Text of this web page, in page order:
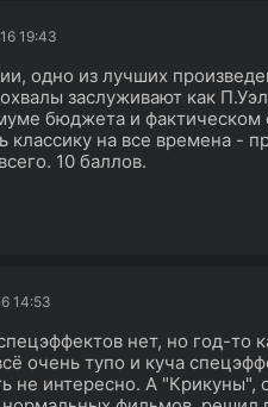
19:43
одно из лучших
заслуживают как
бюджета и фактическом
классику на все времена -
10 баллов.
14:53
нет, но год-то
очень тупо и куча
не интересно. А "Крикуны",